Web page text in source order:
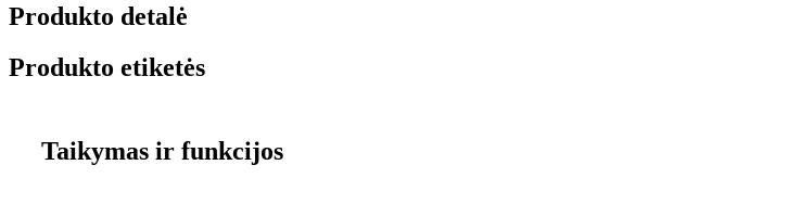
Produkto detalė
Produkto etiketės
Taikymas ir funkcijos